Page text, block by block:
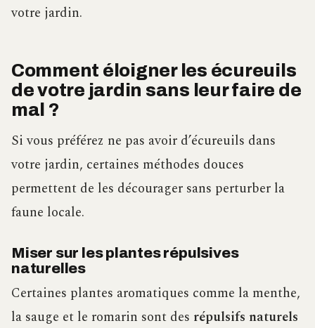
votre jardin.
Comment éloigner les écureuils
de votre jardin sans leur faire de
mal ?
Si vous préférez ne pas avoir d’écureuils dans
votre jardin, certaines méthodes douces
permettent de les décourager sans perturber la
faune locale.
Miser sur les plantes répulsives
naturelles
Certaines plantes aromatiques comme la menthe,
la sauge et le romarin sont des répulsifs naturels